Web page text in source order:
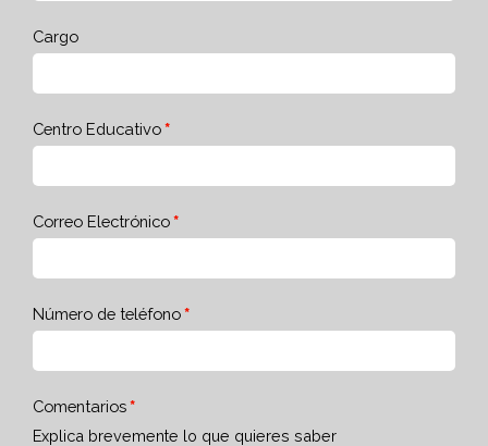
Cargo
Centro Educativo
Correo Electrónico
Número de teléfono
Comentarios
Explica brevemente lo que quieres saber